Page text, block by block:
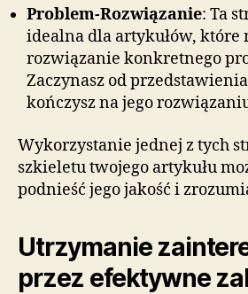
Problem-Rozwiązanie: Ta
idealna dla artykułów, które
rozwiązanie konkretnego
Zaczynasz od
kończysz na jego
Wykorzystanie jednej z tych
szkieletu twojego artykułu
podnieść jego jakość i
Utrzymanie
przez efektywne